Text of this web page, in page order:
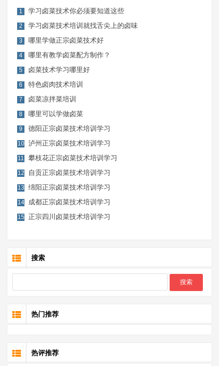
1 学习卤菜技术你必须要知道这些
2 学习卤菜技术培训就找舌尖上的卤味
3 哪里学做正宗卤菜技术好
4 哪里有教学卤菜配方制作？
5 卤菜技术学习哪里好
6 特色卤肉技术培训
7 卤菜凉拌菜培训
8 哪里可以学做卤菜
9 德阳正宗卤菜技术培训学习
10 泸州正宗卤菜技术培训学习
11 攀枝花正宗卤菜技术培训学习
12 自贡正宗卤菜技术培训学习
13 绵阳正宗卤菜技术培训学习
14 成都正宗卤菜技术培训学习
15 正宗四川卤菜技术培训学习
搜索
热门推荐
热评推荐